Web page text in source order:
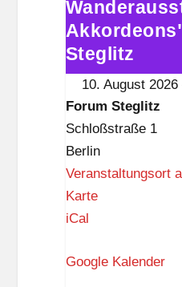
i
t
z
Wanderausstellung
„600
Akkordeons"
im
Steglitz
10. August 2026
Forum Steglitz
Schloßstraße 1
Berlin
Veranstaltungsort
KarteF
u
iCal
Google Kalender